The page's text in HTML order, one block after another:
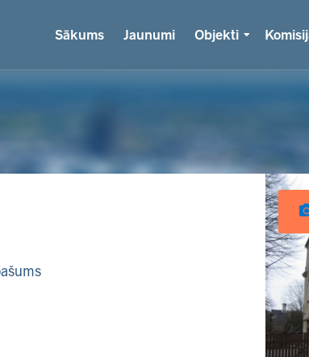
Sākums Jaunumi Objekti